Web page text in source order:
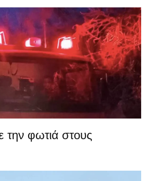
την φωτιά στους